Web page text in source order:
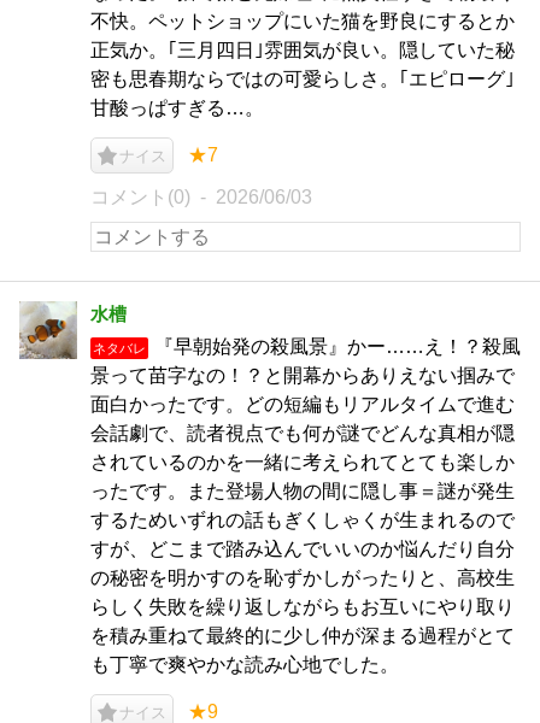
不快。ペットショップにいた猫を野良にするとか
正気か。｢三月四日｣雰囲気が良い。隠していた秘
密も思春期ならではの可愛らしさ。｢エピローグ｣
甘酸っぱすぎる…。
ナイス ★7
コメント(0) 2026/06/03
水槽
ネタバレ
『早朝始発の殺風景』かー……え！？殺風
景って苗字なの！？と開幕からありえない掴みで
面白かったです。どの短編もリアルタイムで進む
会話劇で、読者視点でも何が謎でどんな真相が隠
されているのかを一緒に考えられてとても楽しか
ったです。また登場人物の間に隠し事＝謎が発生
するためいずれの話もぎくしゃくが生まれるので
すが、どこまで踏み込んでいいのか悩んだり自分
の秘密を明かすのを恥ずかしがったりと、高校生
らしく失敗を繰り返しながらもお互いにやり取り
を積み重ねて最終的に少し仲が深まる過程がとて
も丁寧で爽やかな読み心地でした。
ナイス ★9